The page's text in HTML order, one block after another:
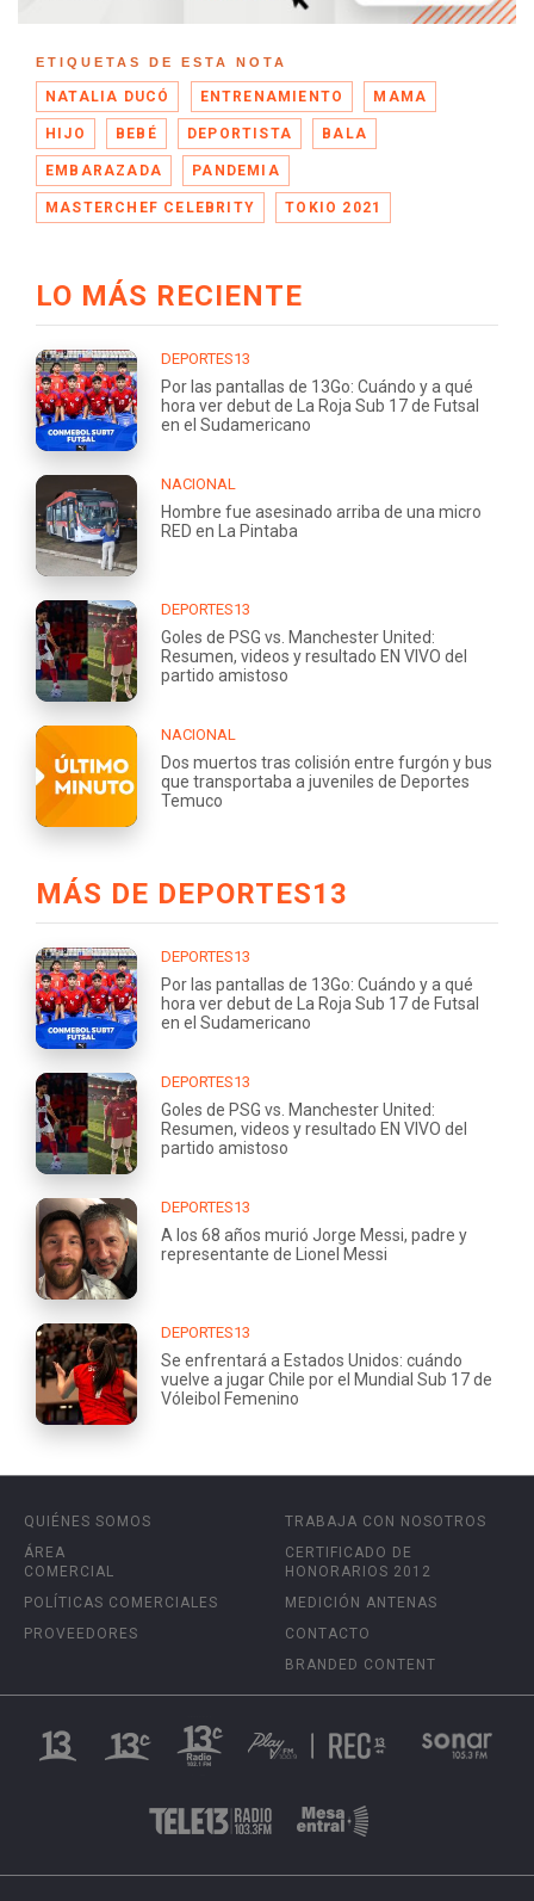
ETIQUETAS DE ESTA NOTA
NATALIA DUCÓ ENTRENAMIENTO MAMA
HIJO BEBÉ DEPORTISTA BALA
EMBARAZADA PANDEMIA
MASTERCHEF CELEBRITY TOKIO 2021
LO MÁS RECIENTE
DEPORTES13
Por las pantallas de 13Go: Cuándo y a qué
hora ver debut de La Roja Sub 17 de Futsal
en el Sudamericano
NACIONAL
Hombre fue asesinado arriba de una micro
RED en La Pintaba
DEPORTES13
Goles de PSG vs. Manchester United:
Resumen, videos y resultado EN VIVO del
partido amistoso
NACIONAL
Dos muertos tras colisión entre furgón y bus
que transportaba a juveniles de Deportes
Temuco
MÁS DE DEPORTES13
DEPORTES13
Por las pantallas de 13Go: Cuándo y a qué
hora ver debut de La Roja Sub 17 de Futsal
en el Sudamericano
DEPORTES13
Goles de PSG vs. Manchester United:
Resumen, videos y resultado EN VIVO del
partido amistoso
DEPORTES13
A los 68 años murió Jorge Messi, padre y
representante de Lionel Messi
DEPORTES13
Se enfrentará a Estados Unidos: cuándo
vuelve a jugar Chile por el Mundial Sub 17 de
Vóleibol Femenino
QUIÉNES SOMOS
ÁREA
COMERCIAL
POLÍTICAS COMERCIALES
PROVEEDORES
TRABAJA CON NOSOTROS
CERTIFICADO DE
HONORARIOS 2012
MEDICIÓN ANTENAS
CONTACTO
BRANDED CONTENT